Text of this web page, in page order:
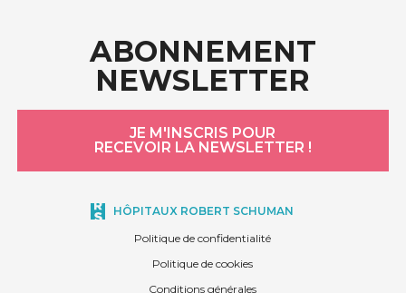
ABONNEMENT
NEWSLETTER
JE M'INSCRIS POUR
RECEVOIR LA NEWSLETTER !
HÔPITAUX ROBERT SCHUMAN
Politique de confidentialité
Politique de cookies
Conditions générales